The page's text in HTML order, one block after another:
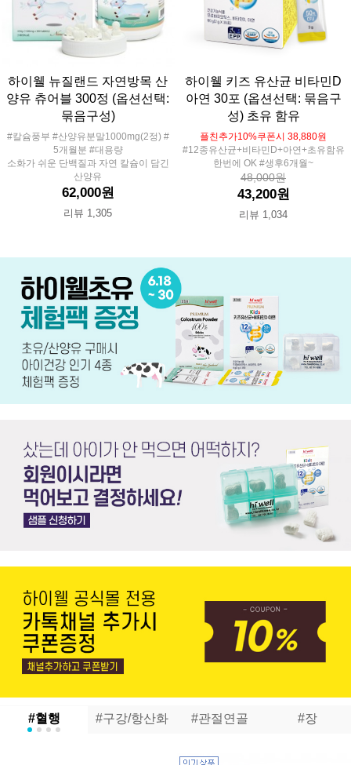
하이웰 뉴질랜드 자연방목 산
양유 츄어블 300정 (옵션선택:
묶음구성)
#칼슘풍부 #산양유분말1000mg(2정) #
5개월분 #대용량
소화가 쉬운 단백질과 자연 칼슘이 담긴
산양유
62,000원
리뷰 1,305
하이웰 키즈 유산균 비타민D
아연 30포 (옵션선택: 묶음구
성) 초유 함유
플친추가10%쿠폰시 38,880원
#12종유산균+비타민D+아연+초유함유
한번에 OK #생후6개월~
48,000원
43,200원
리뷰 1,034
#혈행 #구강/항산화 #관절연골 #장